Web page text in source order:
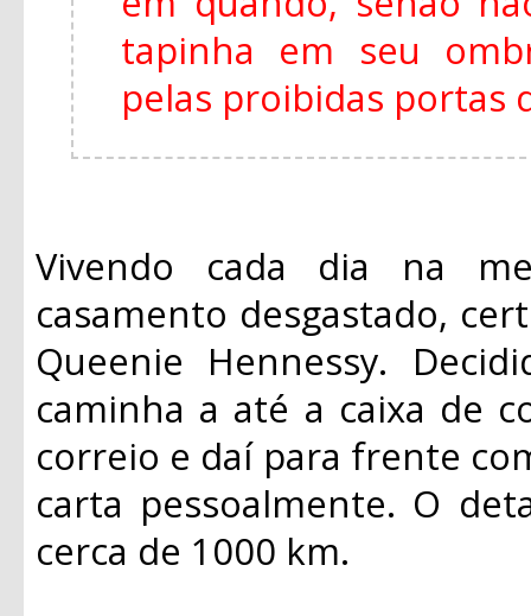
tapinha em seu
pelas proibidas portas
Vivendo cada dia na
casamento desgastado,
Queenie Hennessy.
caminha a até a caixa de
correio e daí para frente
carta pessoalmente. O
cerca de 1000 km.